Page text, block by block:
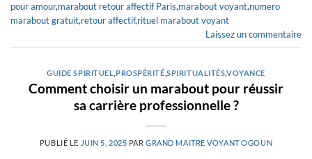
pour amour,marabout retour affectif Paris,marabout voyant,numero
marabout gratuit,retour affectif,rituel marabout voyant
Laissez un commentaire
GUIDE SPIRITUEL ,PROSPÉRITÉ ,SPIRITUALITÉS,VOYANCE
Comment choisir un marabout pour réussir
sa carrière professionnelle ?
PUBLIÉ LE JUIN 5, 2025 PARGRAND MAITRE VOYANT OGOUN